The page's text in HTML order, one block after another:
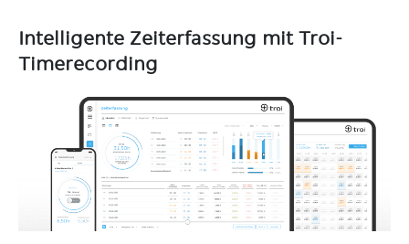
Intelligente Zeiterfassung mit Troi-
Timerecording